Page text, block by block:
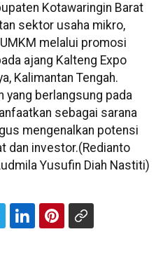
Kotawaringin Barat
sektor usaha mikro,
melalui promosi
ajang Kalteng Expo
Kalimantan Tengah.
yang berlangsung pada
sebagai sarana
mengenalkan potensi
dan investor.(Redianto
Yusufin Diah Nastiti)